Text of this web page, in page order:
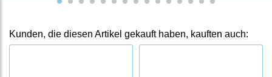
Kunden, die diesen Artikel gekauft haben, kauften auch: